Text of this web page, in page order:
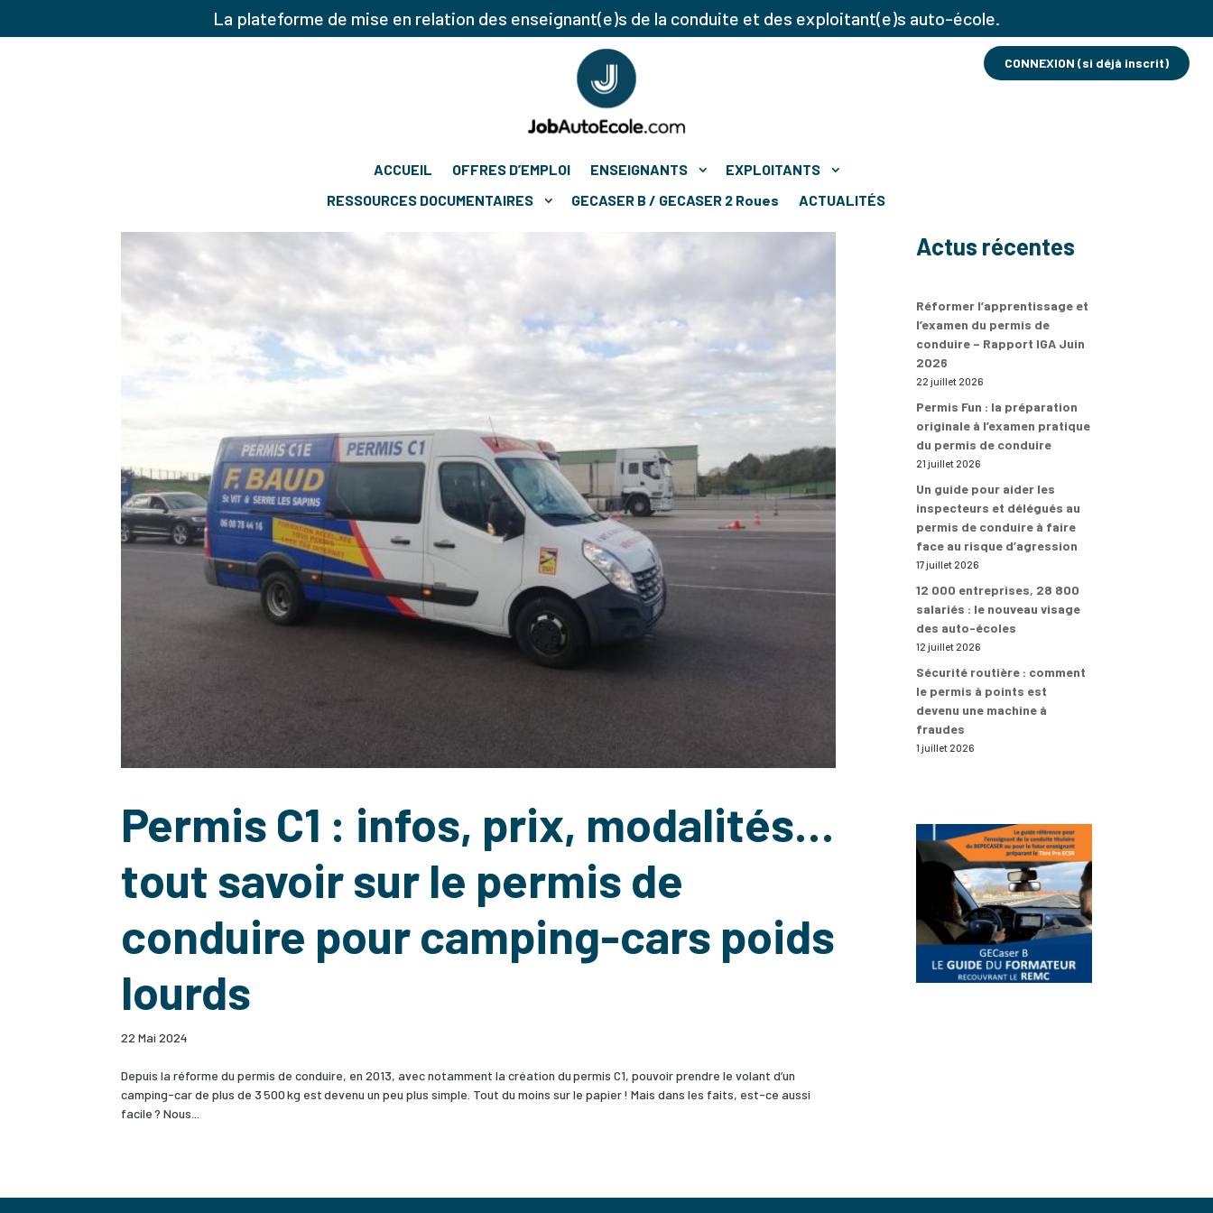
La plateforme de mise en relation des enseignant(e)s de la conduite et des exploitant(e)s auto-école.
ACCUEIL OFFRES D’EMPLOI ENSEIGNANTS
EXPLOITANTS
RESSOURCES DOCUMENTAIRES
GECASER B / GECASER 2 Roues ACTUALITÉS
CONNEXION (si déjà inscrit)
Permis C1 : infos, prix, modalités…
tout savoir sur le permis de
conduire pour camping-cars poids
lourds
22 Mai 2024
Depuis la réforme du permis de conduire, en 2013, avec notamment la création du permis C1, pouvoir prendre le volant d’un
camping-­car de plus de 3 500 kg est devenu un peu plus simple. Tout du moins sur le papier ! Mais dans les faits, est-ce aussi
facile ? Nous...
Actus récentes
Réformer l’apprentissage et
l’examen du permis de
conduire – Rapport IGA Juin
2026
22 juillet 2026
Permis Fun : la préparation
originale à l’examen pratique
du permis de conduire
21 juillet 2026
Un guide pour aider les
inspecteurs et délégués au
permis de conduire à faire
face au risque d’agression
17 juillet 2026
12 000 entreprises, 28 800
salariés : le nouveau visage
des auto-écoles
12 juillet 2026
Sécurité routière : comment
le permis à points est
devenu une machine à
fraudes
1 juillet 2026